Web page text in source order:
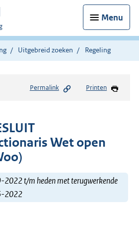
Menu
Uitgebreid zoeken Regeling
Permalink Printen
Wet open
2022 t/m heden met terugwerkende
2022